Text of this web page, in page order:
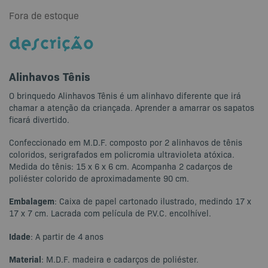
Fora de estoque
DESCRIÇÃO
Alinhavos Tênis
O brinquedo Alinhavos Tênis é um alinhavo diferente que irá
chamar a atenção da criançada. Aprender a amarrar os sapatos
ficará divertido.
Confeccionado em M.D.F. composto por 2 alinhavos de tênis
coloridos, serigrafados em policromia ultravioleta atóxica.
Medida do tênis: 15 x 6 x 6 cm. Acompanha 2 cadarços de
poliéster colorido de aproximadamente 90 cm.
Embalagem: Caixa de papel cartonado ilustrado, medindo 17 x
17 x 7 cm. Lacrada com película de P.V.C. encolhível.
Idade: A partir de 4 anos
Material: M.D.F. madeira e cadarços de poliéster.